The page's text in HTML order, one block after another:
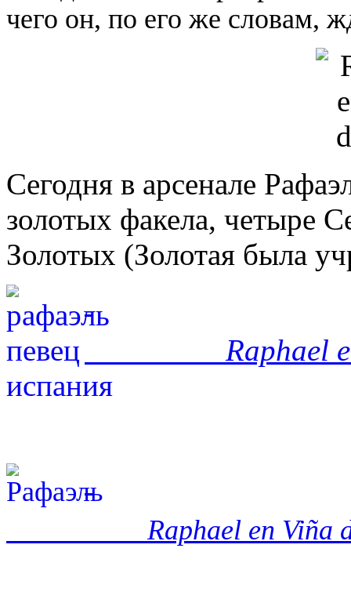
чего он, по его же словам,
Сегодня в арсенале
золотых факела, четыре
Золотых (Золотая была
Raphael
Raphael en Viña